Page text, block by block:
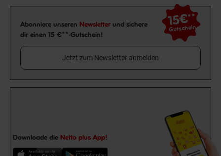
Newsletter Anmeldung
Abonniere unseren Newsletter und sichere
dir einen 15 €**-Gutschein!
15€**
Gutschein
Jetzt zum Newsletter anmelden
Downloade die Netto plus App!